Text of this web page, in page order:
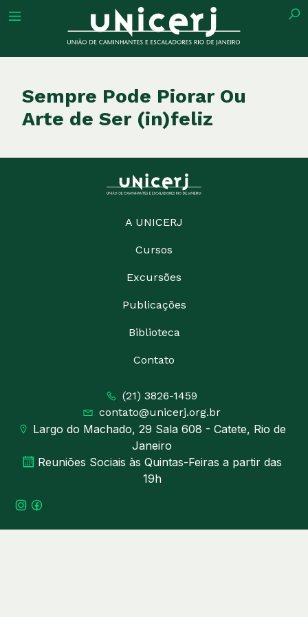
Sempre Pode Piorar Ou
Arte de Ser (in)feliz
A UNICERJ
Cursos
Excursões
Publicações
Biblioteca
Contato
(21) 3826-1459
contato@unicerj.org.br
Largo do Machado, 29 Sala 608 - Catete, Rio de
Janeiro
Reuniões Sociais às Quintas-Feiras a partir das
19h